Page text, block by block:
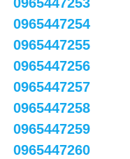
0965447254
0965447255
0965447256
0965447257
0965447258
0965447259
0965447260